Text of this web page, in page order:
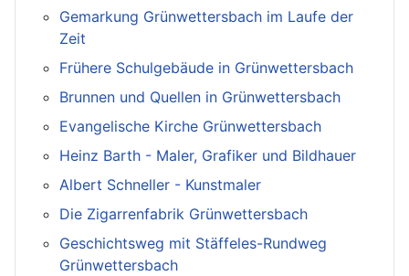
Gemarkung Grünwettersbach im Laufe der
Zeit
Frühere Schulgebäude in Grünwettersbach
Brunnen und Quellen in Grünwettersbach
Evangelische Kirche Grünwettersbach
Heinz Barth - Maler, Grafiker und Bildhauer
Albert Schneller - Kunstmaler
Die Zigarrenfabrik Grünwettersbach
Geschichtsweg mit Stäffeles-Rundweg
Grünwettersbach